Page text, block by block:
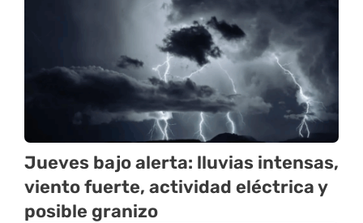
Jueves bajo alerta: lluvias intensas,
viento fuerte, actividad eléctrica y
posible granizo